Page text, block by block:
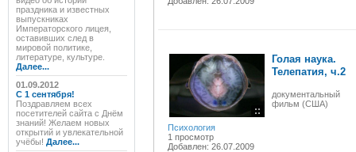
праздника и известных
выпускниках
Императорского лицея,
оставивших след в
мировой политике,
литературе, культуре.
Далее...
01.09.2012
C 1 сентября!
Поздравляем всех
посетителей сайта с Днём
знаний! Желаем новых
открытий и увлекательной
учёбы! Далее...
::
Психология
1 просмотр
Добавлен: 26.07.2009
Голая наука.
Телепатия, ч.2
документальный
фильм (США)